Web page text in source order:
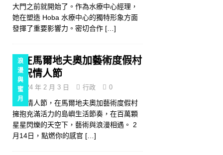
大門之前就開始了。作為水療中心經理，
她在塑造 Hoba 水療中心的獨特形象方面
發揮了重要影響力。密切合作 […]
浪
漫
與
蜜
月
在馬爾地夫奧加藝術度假村
慶祝情人節
2024 年 2 月 3 日 行政 0
今年情人節，在馬爾地夫奧加藝術度假村
擁抱充滿活力的島嶼生活節奏，在百萬顆
星星閃爍的天空下，藝術與浪漫相遇。 2
月14日，點燃你的感官 […]